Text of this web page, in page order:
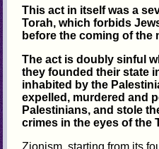
This act in itself was a
Torah, which forbids
before the coming of the
The act is doubly sinful
they founded their state
inhabited by the
expelled, murdered and
Palestinians, and stole
crimes in the eyes of the